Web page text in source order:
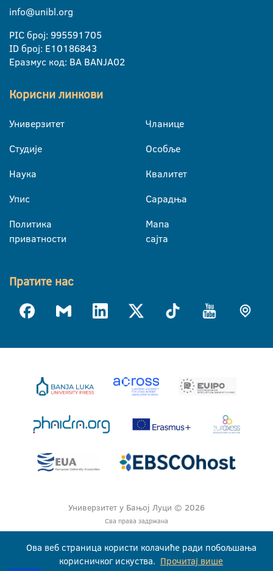
info@unibl.org
PIC број: 995591705
ID број: E10186843
Еразмус код: BA BANJA02
Корисни линкови
Универзитет
Студије
Наука
Упис
Политика
приватности
Чланице
Особље
Квалитет
Сарадња
Мапа
сајта
Пратите нас
Универзитет у Бањој Луци © 2026
Сва права задржана
Ова веб страница користи колачиће ради побољшања
корисничког искуства. Прочитај више